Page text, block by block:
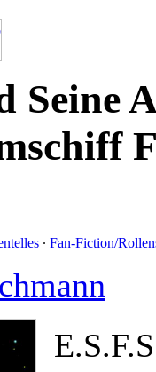
Seine
· Fan-Fiction/